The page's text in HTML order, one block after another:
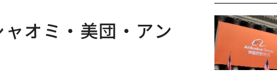
オミ・美団・アン